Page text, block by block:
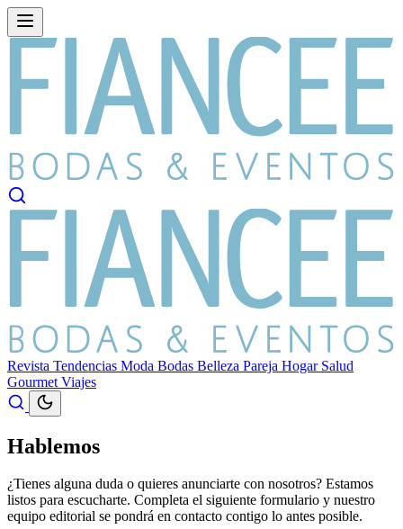
Revista Tendencias Moda Bodas Belleza Pareja Hogar Salud
Gourmet Viajes
Hablemos
¿Tienes alguna duda o quieres anunciarte con nosotros? Estamos
listos para escucharte. Completa el siguiente formulario y nuestro
equipo editorial se pondrá en contacto contigo lo antes posible.